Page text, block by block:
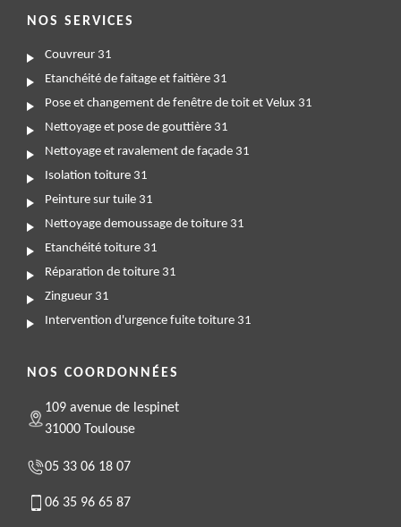
NOS SERVICES
Couvreur 31
Etanchéité de faitage et faitière 31
Pose et changement de fenêtre de toit et Velux 31
Nettoyage et pose de gouttière 31
Nettoyage et ravalement de façade 31
Isolation toiture 31
Peinture sur tuile 31
Nettoyage demoussage de toiture 31
Etanchéité toiture 31
Réparation de toiture 31
Zingueur 31
Intervention d'urgence fuite toiture 31
NOS COORDONNÉES
109 avenue de lespinet
31000 Toulouse
05 33 06 18 07
06 35 96 65 87